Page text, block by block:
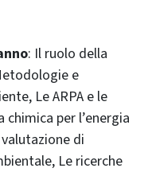
: Il ruolo della
e
Le ARPA e le
per l’energia
di
Le ricerche